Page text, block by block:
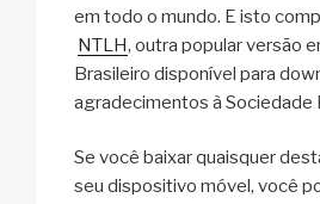
em todo o mundo. E isto
NTLH, outra popular versão
Brasileiro disponível para
agradecimentos à Sociedade
Se você baixar quaisquer
seu dispositivo móvel, você